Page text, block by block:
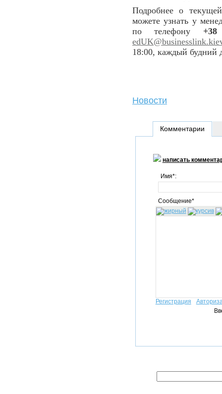
Подробнее о
можете узнать у
по телефону
18:00, каждый будний
Новости
Комментарии
написать
Имя*:
Сообщение*
Регистрация